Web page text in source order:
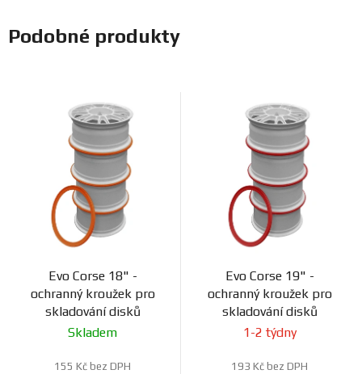
Podobné produkty
Evo Corse 18" -
ochranný kroužek pro
skladování disků
Skladem
155 Kč bez DPH
Evo Corse 19" -
ochranný kroužek pro
skladování disků
1-2 týdny
193 Kč bez DPH